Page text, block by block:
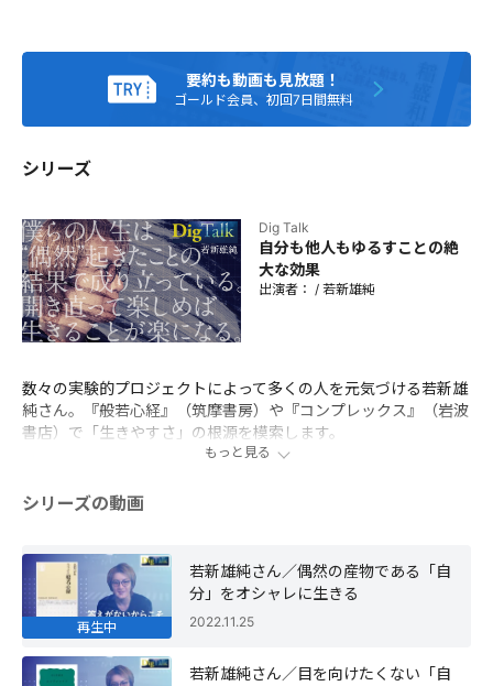
要約も動画も見放題！
ゴールド会員、初回7日間無料
シリーズ
Dig Talk
自分も他人もゆるすことの絶
大な効果
出演者： / 若新雄純
数々の実験的プロジェクトによって多くの人を元気づける若新雄
純さん。『般若心経』（筑摩書房）や『コンプレックス』（岩波
書店）で「生きやすさ」の根源を模索します。
もっと見る
シリーズの動画
再生中
若新雄純さん／偶然の産物である「自
分」をオシャレに生きる
2022.11.25
若新雄純さん／目を向けたくない「自